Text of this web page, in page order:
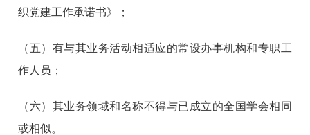
织党建工作承诺书》；
（五）有与其业务活动相适应的常设办事机构和专职工
作人员；
（六）其业务领域和名称不得与已成立的全国学会相同
或相似。